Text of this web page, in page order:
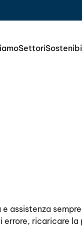
Settori
assistenza
ricaricare